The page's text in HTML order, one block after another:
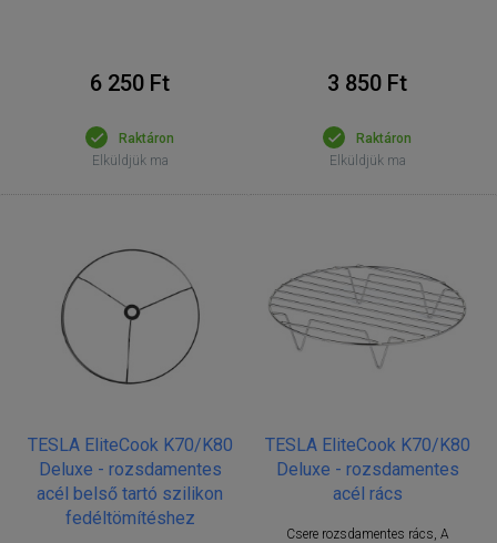
6 250 Ft
Raktáron
Elküldjük ma
3 850 Ft
Raktáron
Elküldjük ma
TESLA EliteCook K70/K80
Deluxe - rozsdamentes
acél belső tartó szilikon
fedéltömítéshez
TESLA EliteCook K70/K80
Deluxe - rozsdamentes
acél rács
Csere rozsdamentes rács, A